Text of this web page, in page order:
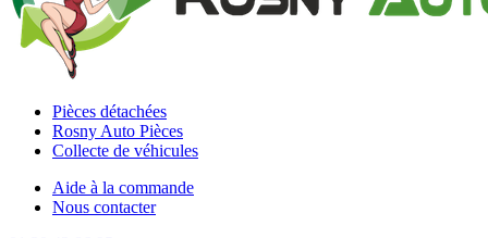
Pièces détachées
Rosny Auto Pièces
Collecte de véhicules
Aide à la commande
Nous contacter